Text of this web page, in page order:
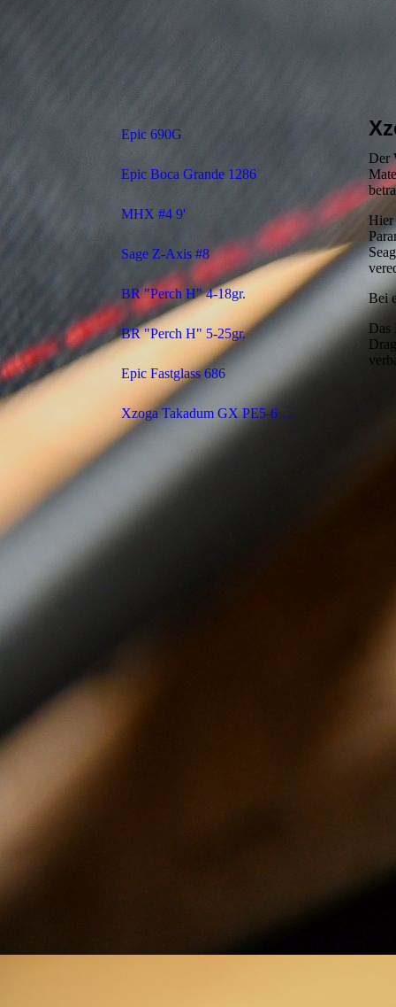
Epic 690G
Epic Boca Grande 1286
MHX #4 9'
Sage Z-Axis #8
BR "Perch H" 4-18gr.
BR "Perch H" 5-25gr.
Epic Fastglass 686
Xzoga Takadum GX PE5-6 350gr
Der
Hier
Bei
Das